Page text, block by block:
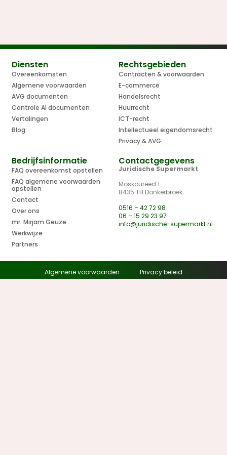
Diensten
Overeenkomsten
Algemene voorwaarden
AVG documenten
Controle AI documenten
Vertalingen
Blog
Rechtsgebieden
Contracten & voorwaarden
E-commerce
Handelsrecht
Huurrecht
ICT-recht
Intellectueel eigendomsrecht
Privacy & AVG
Bedrijfsinformatie
FAQ overeenkomst opstellen
FAQ algemene voorwaarden
opstellen
Contact
Over ons
mr. Mirjam Geuze
Werkwijze
Partners
Contactgegevens
Juridische Supermarkt
Moskoureed 1
8435 TH Donkerbroek
0516 – 42 72 98
06 – 15 29 23 97
info@juridische-supermarkt.nl
Algemene voorwaarden Privacy beleid